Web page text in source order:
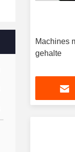
Machines
gehalte